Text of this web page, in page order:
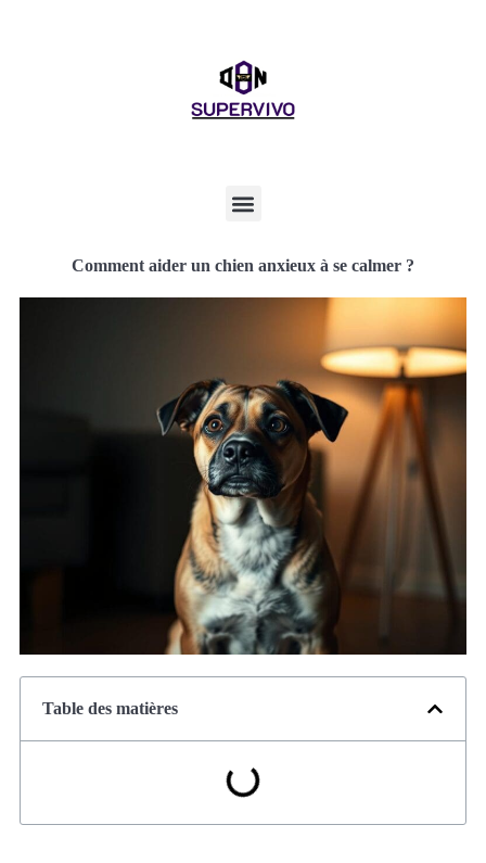
Comment aider un chien anxieux à se calmer ?
Table des matières